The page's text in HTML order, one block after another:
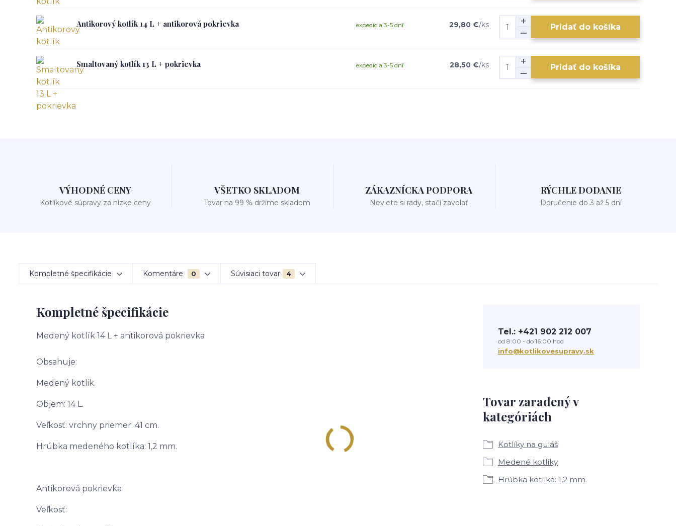
Antikorový kotlík 14 L + antikorová pokrievka 29,80 €/ks
expedícia 3-5 dní Pridať do košíka
Smaltovaný kotlík 13 L + pokrievka 28,50 €/ks
expedícia 3-5 dní Pridať do košíka
VÝHODNÉ CENY
Kotlíkové súpravy za nízke ceny
VŠETKO SKLADOM
Tovar na 99 % držíme skladom
ZÁKAZNÍCKA PODPORA
Neviete si rady, stačí zavolať
RÝCHLE DODANIE
Doručenie do 3 až 5 dní
Kompletné špecifikácie Komentáre 0 Súvisiaci tovar 4
Kompletné špecifikácie
Medený kotlík 14 L + antikorová pokrievka
Obsahuje:
Medený kotlik.
Objem: 14 L.
Veľkosť: vrchny priemer: 41 cm.
Hrúbka medeného kotlíka: 1,2 mm.
Antikorová pokrievka
Veľkosť:
Tovar zaradený v
kategóriách
Kotlíky na guláš
Medené kotlíky
Hrúbka kotlíka: 1,2 mm
Tel.: +421 902 212 007
od 8:00 - do 16:00 hod
info@kotlikovesupravy.sk